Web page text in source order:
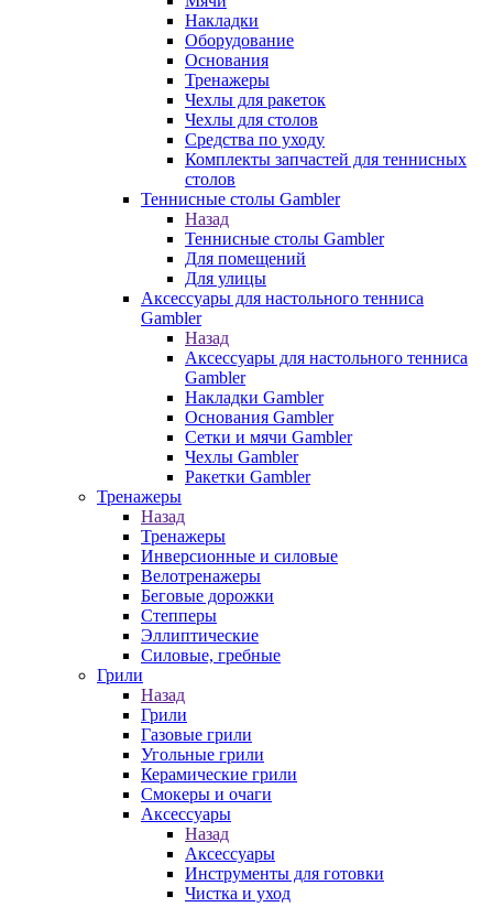
Накладки
Оборудование
Основания
Тренажеры
Чехлы для ракеток
Чехлы для столов
Средства по уходу
Комплекты запчастей для теннисных
столов
Теннисные столы Gambler
Назад
Теннисные столы Gambler
Для помещений
Для улицы
Аксессуары для настольного тенниса
Gambler
Назад
Аксессуары для настольного тенниса
Gambler
Накладки Gambler
Основания Gambler
Сетки и мячи Gambler
Чехлы Gambler
Ракетки Gambler
Тренажеры
Назад
Тренажеры
Инверсионные и силовые
Велотренажеры
Беговые дорожки
Степперы
Эллиптические
Силовые, гребные
Грили
Назад
Грили
Газовые грили
Угольные грили
Керамические грили
Смокеры и очаги
Аксессуары
Назад
Аксессуары
Инструменты для готовки
Чистка и уход